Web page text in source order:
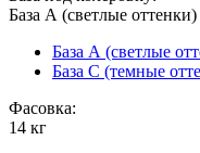
База А (светлые оттенки)
База А (светлые
База С (темные
Фасовка:
14 кг